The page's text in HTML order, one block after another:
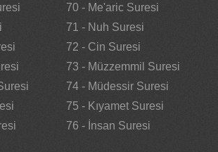
70 - Me'aric Suresi
71 - Nuh Suresi
72 - Cin Suresi
73 - Müzzemmil Suresi
74 - Müdessir Suresi
75 - Kıyamet Suresi
76 - İnsan Suresi